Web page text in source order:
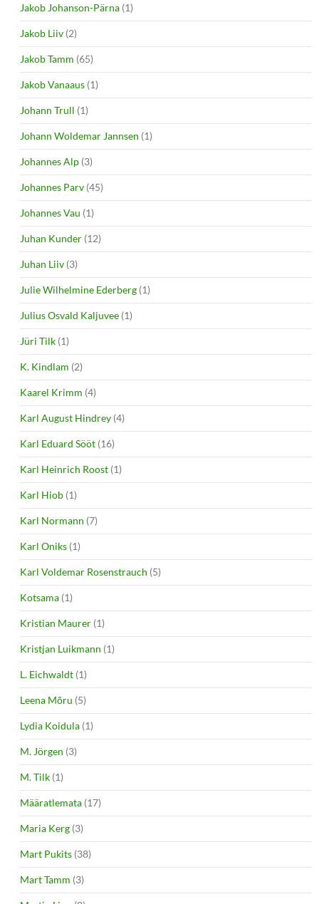
Jakob Johanson-Pärna (1)
Jakob Liiv (2)
Jakob Tamm (65)
Jakob Vanaaus (1)
Johann Trull (1)
Johann Woldemar Jannsen (1)
Johannes Alp (3)
Johannes Parv (45)
Johannes Vau (1)
Juhan Kunder (12)
Juhan Liiv (3)
Julie Wilhelmine Ederberg (1)
Julius Osvald Kaljuvee (1)
Jüri Tilk (1)
K. Kindlam (2)
Kaarel Krimm (4)
Karl August Hindrey (4)
Karl Eduard Sööt (16)
Karl Heinrich Roost (1)
Karl Hiob (1)
Karl Normann (7)
Karl Oniks (1)
Karl Voldemar Rosenstrauch (5)
Kotsama (1)
Kristian Maurer (1)
Kristjan Luikmann (1)
L. Eichwaldt (1)
Leena Mõru (5)
Lydia Koidula (1)
M. Jörgen (3)
M. Tilk (1)
Määratlemata (17)
Maria Kerg (3)
Mart Pukits (38)
Mart Tamm (3)